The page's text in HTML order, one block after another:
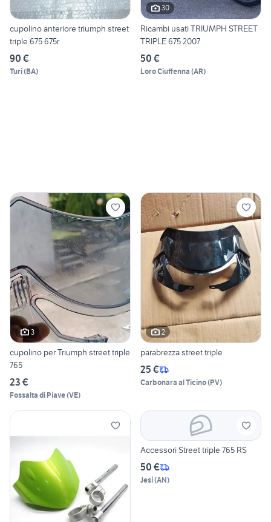
cupolino anteriore triumph street
triple 675 675r
90 €
Turi(BA)
30
Ricambi usati TRIUMPH STREET
TRIPLE 675 2007
50 €
Loro Ciuffenna (AR)
3
cupolino per Triumph street triple
765
23 €
Fossalta di Piave(VE)
2
parabrezza street triple
25 €
Carbonara al Ticino(PV)
Accessori Street triple 765 RS
50 €
Jesi(AN)